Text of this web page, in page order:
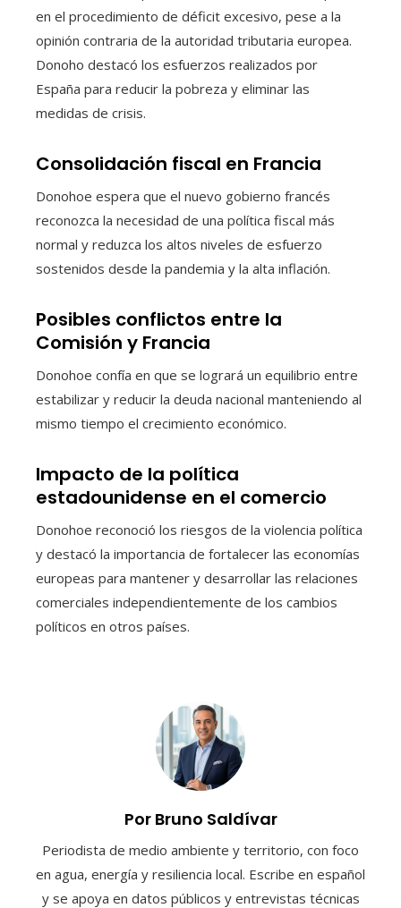
en el procedimiento de déficit excesivo, pese a la
opinión contraria de la autoridad tributaria europea.
Donoho destacó los esfuerzos realizados por
España para reducir la pobreza y eliminar las
medidas de crisis.
Consolidación fiscal en Francia
Donohoe espera que el nuevo gobierno francés
reconozca la necesidad de una política fiscal más
normal y reduzca los altos niveles de esfuerzo
sostenidos desde la pandemia y la alta inflación.
Posibles conflictos entre la
Comisión y Francia
Donohoe confía en que se logrará un equilibrio entre
estabilizar y reducir la deuda nacional manteniendo al
mismo tiempo el crecimiento económico.
Impacto de la política
estadounidense en el comercio
Donohoe reconoció los riesgos de la violencia política
y destacó la importancia de fortalecer las economías
europeas para mantener y desarrollar las relaciones
comerciales independientemente de los cambios
políticos en otros países.
Por Bruno Saldívar
Periodista de medio ambiente y territorio, con foco
en agua, energía y resiliencia local. Escribe en español
y se apoya en datos públicos y entrevistas técnicas